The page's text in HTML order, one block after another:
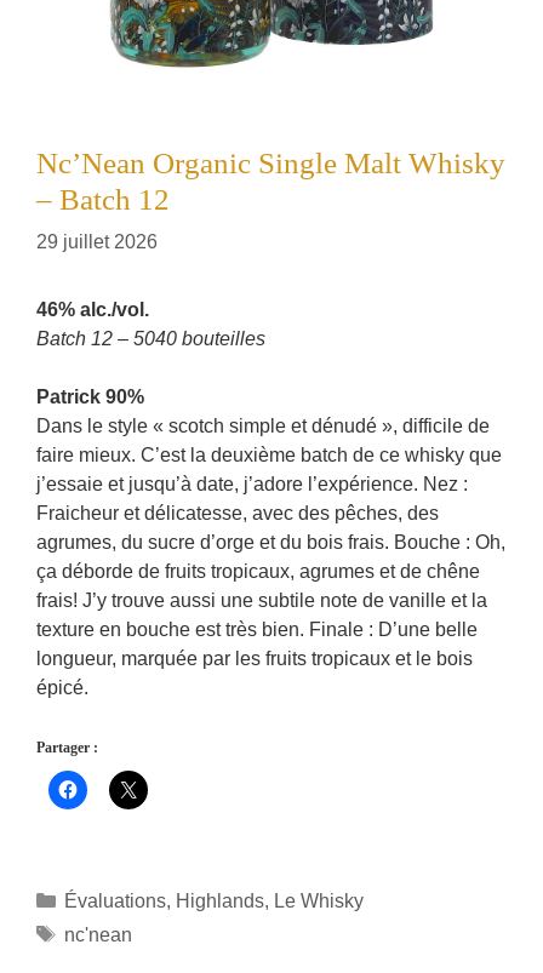
Nc’Nean Organic Single Malt Whisky
– Batch 12
29 juillet 2026
46% alc./vol.
Batch 12 – 5040 bouteilles
Patrick 90%
Dans le style « scotch simple et dénudé », difficile de
faire mieux. C’est la deuxième batch de ce whisky que
j’essaie et jusqu’à date, j’adore l’expérience. Nez :
Fraicheur et délicatesse, avec des pêches, des
agrumes, du sucre d’orge et du bois frais. Bouche : Oh,
ça déborde de fruits tropicaux, agrumes et de chêne
frais! J’y trouve aussi une subtile note de vanille et la
texture en bouche est très bien. Finale : D’une belle
longueur, marquée par les fruits tropicaux et le bois
épicé.
Partager :
Catégories
Évaluations, Highlands, Le Whisky
Étiquettes
nc'nean